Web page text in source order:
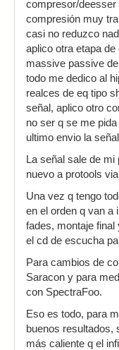
compresor/deesser
compresión muy
casi no reduzco
aplico otra etapa
massive passive
todo me dedico al
realces de eq tipo
señal, aplico otro
no ser q se me
ultimo envio la
La señal sale de
nuevo a protools
Una vez q tengo
en el orden q van a
fades, montaje
el cd de escucha
Para cambios de
Saracon y para
con SpectraFoo.
Eso es todo, para
buenos resultados,
más caliente q el